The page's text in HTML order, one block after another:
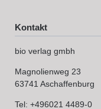
Kontakt
bio verlag gmbh
Magnolienweg 23
63741 Aschaffenburg
Tel: +496021 4489-0